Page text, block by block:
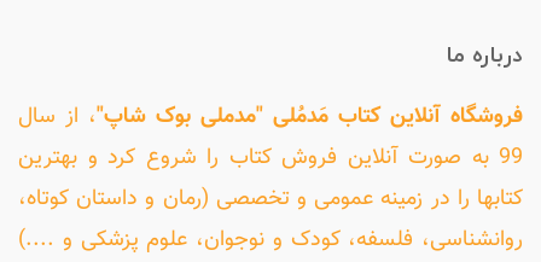
درباره ما
فروشگاه آنلاین کتاب مَدمُلی "مدملی بوک شاپ"، از سال
99 به صورت آنلاین فروش کتاب را شروع کرد و بهترین
کتابها را در زمینه عمومی و تخصصی (رمان و داستان کوتاه،
روانشناسی، فلسفه، کودک و نوجوان، علوم پزشکی و ....)